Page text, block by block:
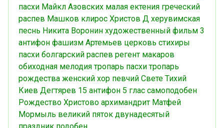
пасхи Майкл Азовских малая ектения греческий
распев Машков клирос Христов Д херувимская
песнь Никита Воронин художественный фильм 3
антифон фашизм Артемьев церковь стихиры
пасхи болгарский распев регент макаров
обиходная мелодия тропарь пасхи тропарь
рождества женский хор певчий Свете Тихий
Киев Дегтярев 15 антифон 5 глас самоподобен
Рождество Христово архимандрит Матфей
Мормыль великий пяток двунадесятый